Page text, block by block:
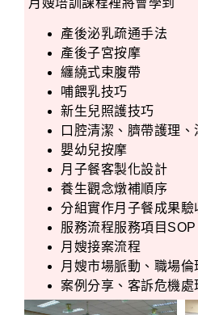
月嫂培訓課程裡將會學到
產後泌乳疏通手法
產後子宮按摩
纏繞式束腹帶
哺餵乳技巧
新生兒照護技巧
口腔清潔、臍帶護理
嬰幼兒按摩
月子餐客製化設計
養生觀念燉補順序
分組實作月子餐成果驗
服務流程服務項目SOP
月嫂接案流程
月嫂市場脈動、職場倫
案例分享、客訴危機處